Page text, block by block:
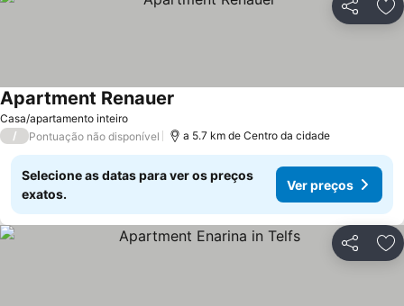
Partilhar
Casa/apartamento inteiro
Apartment Renauer
/ Pontuação não disponível a 5.7 km de Centro da cidade
Selecione as datas para ver os preços
exatos.
Ver preços
Partilhar